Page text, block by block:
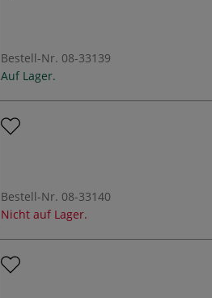
Bestell-Nr. 08-33139
Auf Lager.
Bestell-Nr. 08-33140
Nicht auf Lager.